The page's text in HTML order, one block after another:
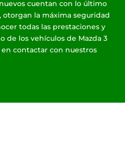
cuentan con lo último
otorgan la máxima seguridad
todas las prestaciones y
de los vehículos de Mazda 3
contactar con nuestros